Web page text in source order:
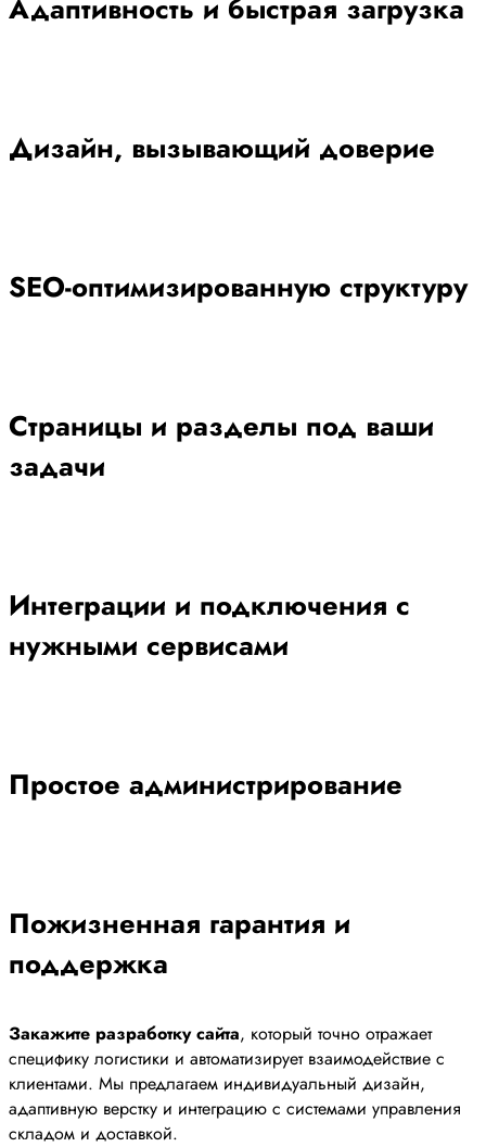
Адаптивность и быстрая загрузка
Дизайн, вызывающий доверие
SEO-оптимизированную структуру
Страницы и разделы под ваши
задачи
Интеграции и подключения с
нужными сервисами
Простое администрирование
Пожизненная гарантия и
поддержка
Закажите разработку сайта, который точно отражает
специфику логистики и автоматизирует взаимодействие с
клиентами. Мы предлагаем индивидуальный дизайн,
адаптивную верстку и интеграцию с системами управления
складом и доставкой.